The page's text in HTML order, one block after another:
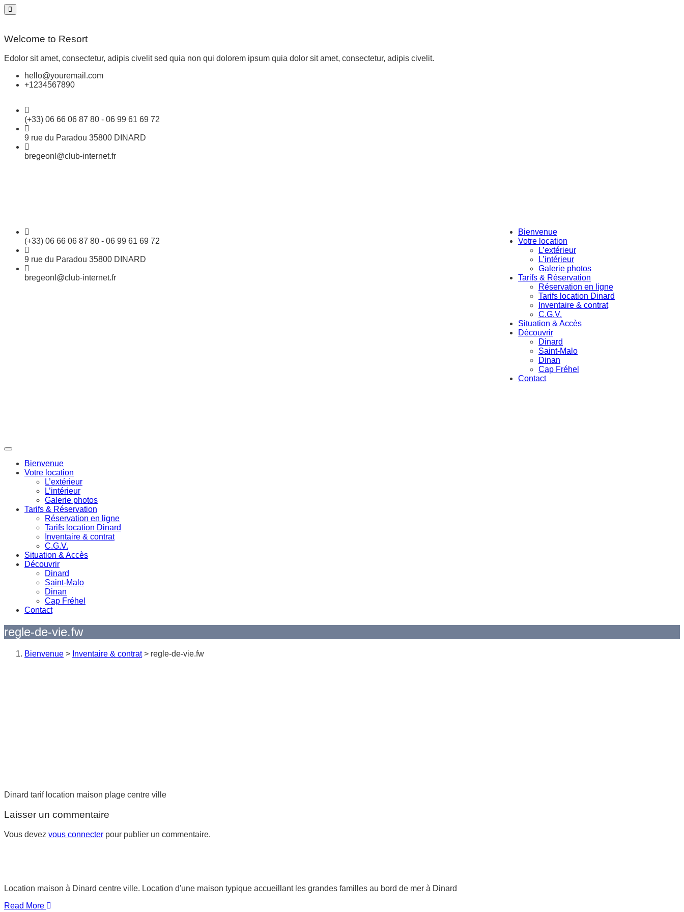
Welcome to Resort
Edolor sit amet, consectetur, adipis civelit sed quia non qui dolorem ipsum quia dolor sit amet, consectetur, adipis civelit.
hello@youremail.com
+1234567890
(+33) 06 66 06 87 80 - 06 99 61 69 72
9 rue du Paradou 35800 DINARD
bregeonl@club-internet.fr
Bienvenue
Votre location
L’extérieur
L’intérieur
Galerie photos
Tarifs & Réservation
Réservation en ligne
Tarifs location Dinard
Inventaire & contrat
C.G.V.
Situation & Accès
Découvrir
Dinard
Saint-Malo
Dinan
Cap Fréhel
Contact
(+33) 06 66 06 87 80 - 06 99 61 69 72
9 rue du Paradou 35800 DINARD
bregeonl@club-internet.fr
Bienvenue
Votre location
L’extérieur
L’intérieur
Galerie photos
Tarifs & Réservation
Réservation en ligne
Tarifs location Dinard
Inventaire & contrat
C.G.V.
Situation & Accès
Découvrir
Dinard
Saint-Malo
Dinan
Cap Fréhel
Contact
regle-de-vie.fw
Bienvenue > Inventaire & contrat> regle-de-vie.fw
Dinard tarif location maison plage centre ville
Laisser un commentaire
Vous devez vous connecter pour publier un commentaire.
Location maison à Dinard centre ville. Location d'une maison typique accueillant les grandes familles au bord de mer à Dinard
Read More